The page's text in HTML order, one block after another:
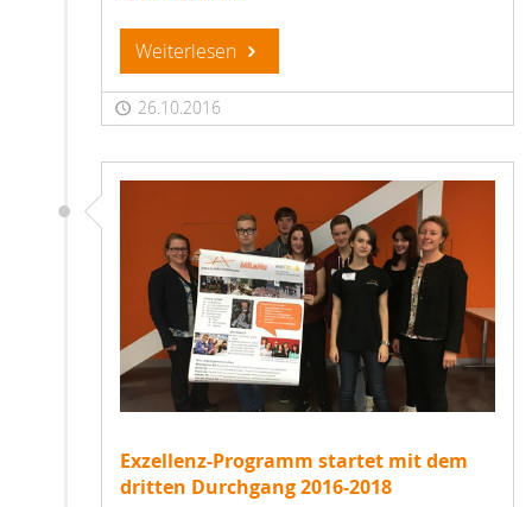
Weiterlesen
26.10.2016
Exzellenz-Programm startet mit dem
dritten Durchgang 2016-2018